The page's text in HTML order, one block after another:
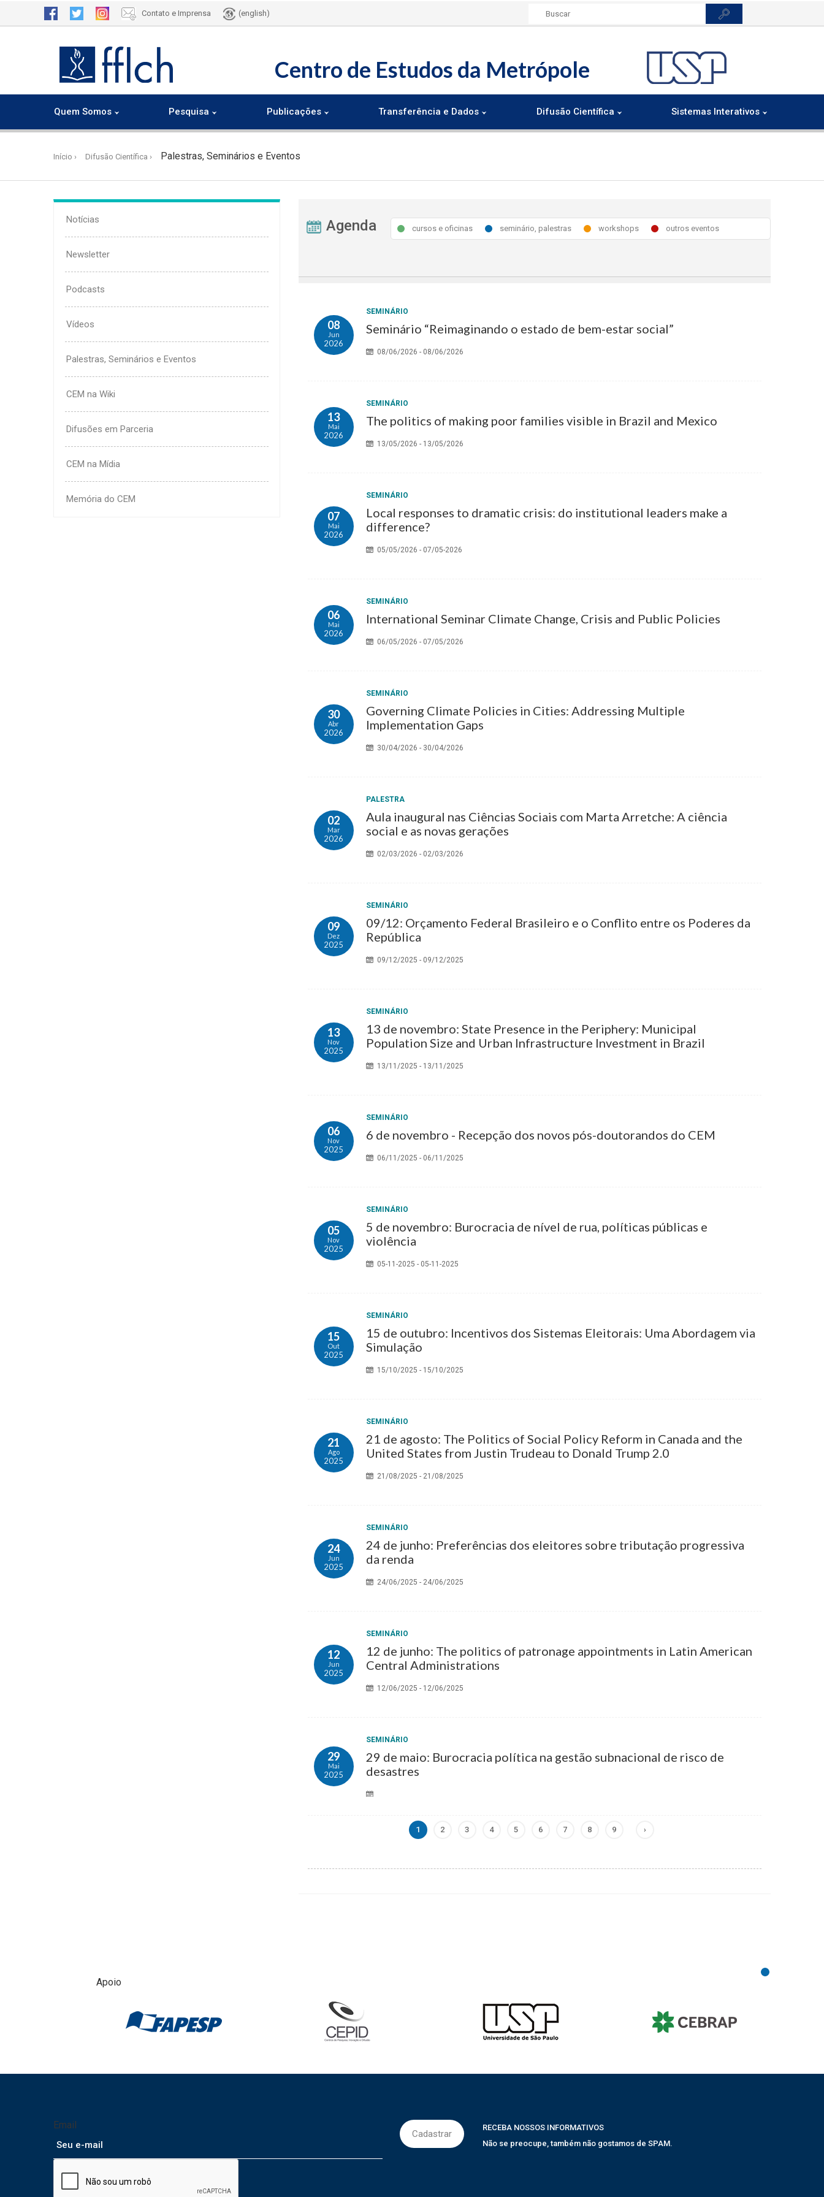
Contato e Imprensa (english)
Centro de Estudos da Metrópole
Quem Somos Pesquisa Publicações Transferência e Dados Difusão Científica Sistemas Interativos
principal
Início Difusão Científica Palestras, Seminários e Eventos
Notícias
Newsletter
Podcasts
Vídeos
Palestras, Seminários e Eventos
CEM na Wiki
Difusões em Parceria
CEM na Mídia
Memória do CEM
Agenda cursos e oficinas seminário, palestras workshops outros eventos
08
Jun
2026
SEMINÁRIO
Seminário “Reimaginando o estado de bem-estar social”
08/06/2026 - 08/06/2026
13
Mai
2026
SEMINÁRIO
The politics of making poor families visible in Brazil and Mexico
13/05/2026 - 13/05/2026
07
Mai
2026
SEMINÁRIO
Local responses to dramatic crisis: do institutional leaders make a
difference?
05/05/2026 - 07/05-2026
06
Mai
2026
SEMINÁRIO
International Seminar Climate Change, Crisis and Public Policies
06/05/2026 - 07/05/2026
30
Abr
2026
SEMINÁRIO
Governing Climate Policies in Cities: Addressing Multiple
Implementation Gaps
30/04/2026 - 30/04/2026
02
Mar
2026
PALESTRA
Aula inaugural nas Ciências Sociais com Marta Arretche: A ciência
social e as novas gerações
02/03/2026 - 02/03/2026
09
Dez
2025
SEMINÁRIO
09/12: Orçamento Federal Brasileiro e o Conflito entre os Poderes da
República
09/12/2025 - 09/12/2025
13
Nov
2025
SEMINÁRIO
13 de novembro: State Presence in the Periphery: Municipal
Population Size and Urban Infrastructure Investment in Brazil
13/11/2025 - 13/11/2025
06
Nov
2025
SEMINÁRIO
6 de novembro - Recepção dos novos pós-doutorandos do CEM
06/11/2025 - 06/11/2025
05
Nov
2025
SEMINÁRIO
5 de novembro: Burocracia de nível de rua, políticas públicas e
violência
05-11-2025 - 05-11-2025
15
Out
2025
SEMINÁRIO
15 de outubro: Incentivos dos Sistemas Eleitorais: Uma Abordagem via
Simulação
15/10/2025 - 15/10/2025
21
Ago
2025
SEMINÁRIO
21 de agosto: The Politics of Social Policy Reform in Canada and the
United States from Justin Trudeau to Donald Trump 2.0
21/08/2025 - 21/08/2025
24
Jun
2025
SEMINÁRIO
24 de junho: Preferências dos eleitores sobre tributação progressiva
da renda
24/06/2025 - 24/06/2025
12
Jun
2025
SEMINÁRIO
12 de junho: The politics of patronage appointments in Latin American
Central Administrations
12/06/2025 - 12/06/2025
29
Mai
2025
SEMINÁRIO
29 de maio: Burocracia política na gestão subnacional de risco de
desastres
Página
atual
1 Page
2 Page
3 Page
4 Page
5 Page
6 Page
7 Page
8 Page
9
Próxima
›
Apoio
Email
RECEBA NOSSOS INFORMATIVOS
Não se preocupe, também não gostamos de SPAM.